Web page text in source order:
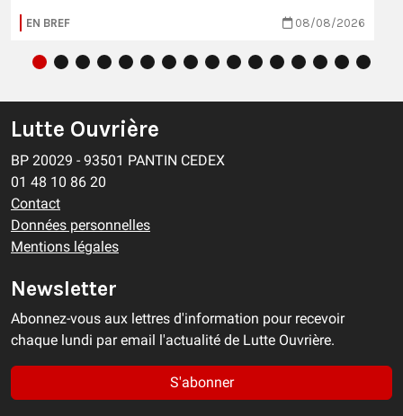
EN BREF 08/08/2026
Lutte Ouvrière
BP 20029 - 93501 PANTIN CEDEX
01 48 10 86 20
Contact
Données personnelles
Mentions légales
Newsletter
Abonnez-vous aux lettres d'information pour recevoir
chaque lundi par email l'actualité de Lutte Ouvrière.
S'abonner